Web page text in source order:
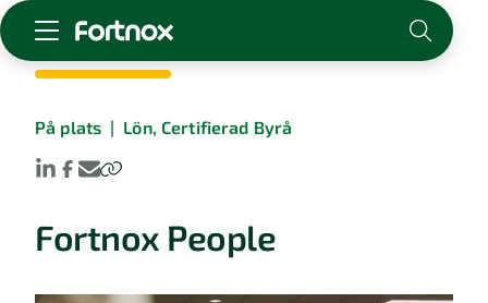
Skaffa Fortnox
För redovisningsbyrån
Kontakt
På plats | Lön, Certifierad Byrå
Fortnox People